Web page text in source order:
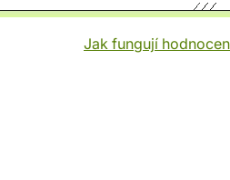
Jak fungují